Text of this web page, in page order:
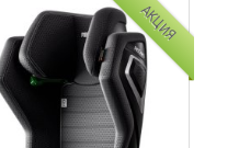
АКЦИЯ